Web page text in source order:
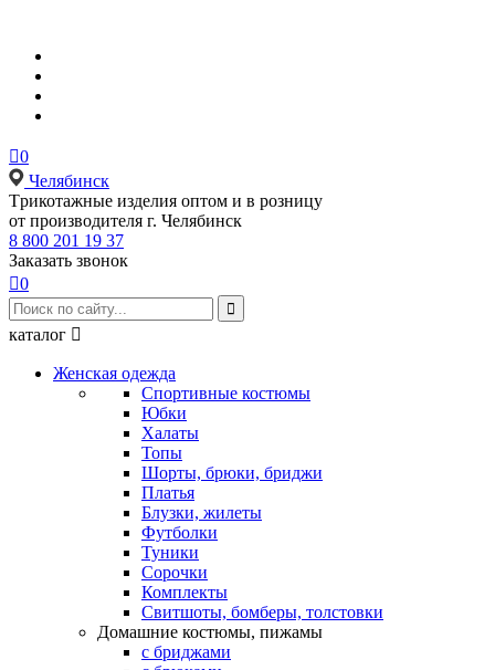
0
Челябинск
Tрикотажные изделия оптом и в розницу
от производителя г. Челябинск
8 800 201 19 37
Заказать звонок
0

каталог 
Женская одежда
Спортивные костюмы
Юбки
Халаты
Топы
Шорты, брюки, бриджи
Платья
Блузки, жилеты
Футболки
Туники
Сорочки
Комплекты
Свитшоты, бомберы, толстовки
Домашние костюмы, пижамы
с бриджами